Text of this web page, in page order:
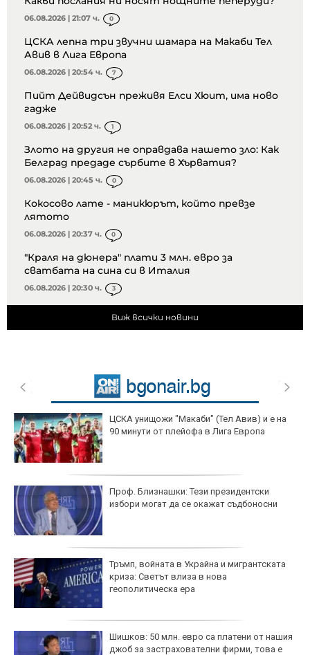
06.08.2026 | 21:07 ч. 0
ЦСКА лепна три звучни шамара на Макаби Тел
Авив в Лига Европа
06.08.2026 | 20:54 ч. 7
Пийт Дейвидсън преживя Елси Хюит, има ново
гадже
06.08.2026 | 20:52 ч. 1
Злото на другия не оправдава нашето зло: Как
Белград предаде сърбите в Хърватия?
06.08.2026 | 20:45 ч. 0
Кокосово лате - маникюрът, който превзе
лятото
06.08.2026 | 20:37 ч. 0
"Краля на дюнера" плати 3 млн. евро за
сватбата на сина си в Италия
06.08.2026 | 20:30 ч. 3
Виж всички новини
ЦСКА унищожи "Макаби" (Тел Авив) и е на
90 минути от плейофа в Лига Европа
Проф. Близнашки: Тези президентски
избори могат да се окажат съдбоносни
Тръмп, войната в Украйна и мигрантската
криза: Светът влиза в нова
геополитическа ера
Шишков: 50 млн. евро са платени от нашия
джоб за застрахователни фирми, това е